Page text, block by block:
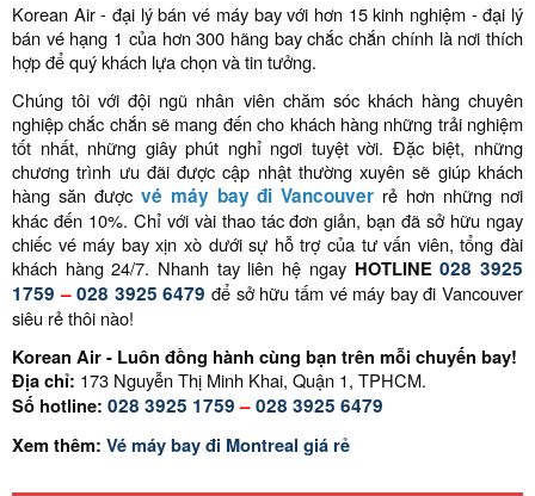
Korean Air - đại lý bán vé máy bay với hơn 15 kinh nghiệm - đại lý
bán vé hạng 1 của hơn 300 hãng bay chắc chắn chính là nơi thích
hợp để quý khách lựa chọn và tin tưởng.
Chúng tôi với đội ngũ nhân viên chăm sóc khách hàng chuyên
nghiệp chắc chắn sẽ mang đến cho khách hàng những trải nghiệm
tốt nhất, những giây phút nghỉ ngơi tuyệt vời. Đặc biệt, những
chương trình ưu đãi được cập nhật thường xuyên sẽ giúp khách
hàng săn đượcvé máy bay đi Vancouver rẻ hơn những nơi
khác đến 10%. Chỉ với vài thao tác đơn giản, bạn đã sở hữu ngay
chiếc vé máy bay xịn xò dưới sự hỗ trợ của tư vấn viên, tổng đài
khách hàng 24/7. Nhanh tay liên hệ ngayHOTLINE028 3925
1759 –028 3925 6479 để sở hữu tấm vé máy bay đi Vancouver
siêu rẻ thôi nào!
Korean Air - Luôn đồng hành cùng bạn trên mỗi chuyến bay!
Địa chỉ: 173 Nguyễn Thị Minh Khai, Quận 1, TPHCM.
Số hotline: 028 3925 1759–028 3925 6479
Xem thêm: Vé máy bay đi Montreal giá rẻ